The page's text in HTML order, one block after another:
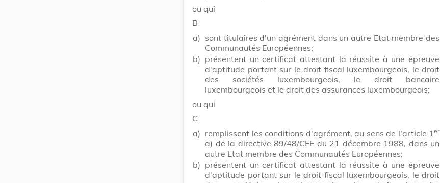
ou qui
B
a) sont titulaires d'un agrément dans un autre Etat membre des
Communautés Européennes;
b) présentent un certificat attestant la réussite à une épreuve
d'aptitude portant sur le droit fiscal luxembourgeois, le droit
des sociétés luxembourgeois, le droit bancaire
luxembourgeois et le droit des assurances luxembourgeois;
ou qui
C
a) remplissent les conditions d'agrément, au sens de l'article 1 er
a) de la directive 89/48/CEE du 21 décembre 1988, dans un
autre Etat membre des Communautés Européennes;
b) présentent un certificat attestant la réussite à une épreuve
d'aptitude portant sur le droit fiscal luxembourgeois, le droit